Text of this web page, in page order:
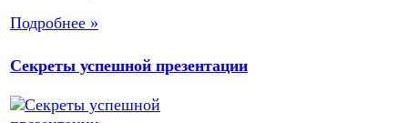
Подробнее »
Секреты успешной презентации